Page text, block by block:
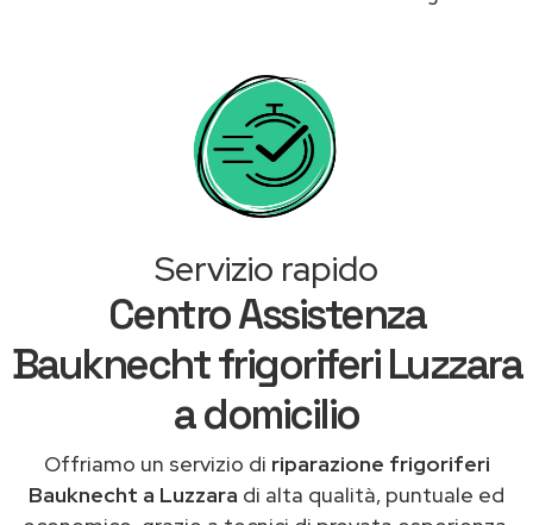
Servizio rapido
Centro Assistenza
Bauknecht frigoriferi Luzzara
a domicilio
Offriamo un servizio di riparazione frigoriferi
Bauknecht a Luzzara di alta qualità, puntuale ed